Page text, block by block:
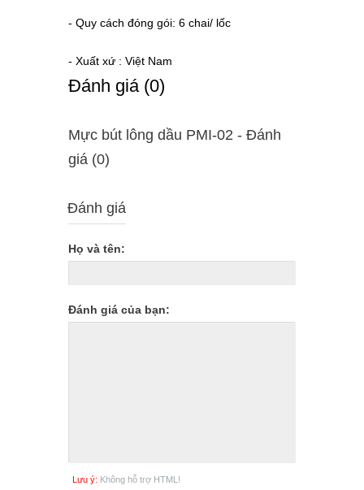
- Quy cách đóng gói: 6 chai/ lốc
- Xuất xứ : Việt Nam
Ðánh giá (0)
Mực bút lông dầu PMI-02 - Ðánh
giá (0)
Đánh giá
Họ và tên:
Đánh giá của bạn:
Lưu ý: Không hỗ trợ HTML!